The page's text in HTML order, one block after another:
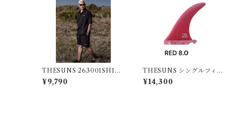
THESUNS 263001SH102
SU BLK
¥9,790
THESUNS シングルフィン
RED8.0
¥14,300